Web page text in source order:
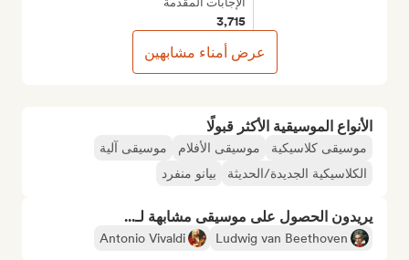
الأنواع الموسيقية الأكثر قبولًا
موسيقى كلاسيكية موسيقى الأفلام
موسيقى آلية
الكلاسيكية الجديدة/الحديثة
بيانو منفرد
يريدون الحصول على موسيقى مشابهة لـ...
Ludwig van Beethoven
Antonio Vivaldi
3,715
عرض أمناء مشابهين